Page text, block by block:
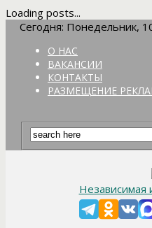
Loading posts...
Сегодня: Понедельник,
О НАС
ВАКАНСИИ
КОНТАКТЫ
РАЗМЕЩЕНИЕ
Независимая